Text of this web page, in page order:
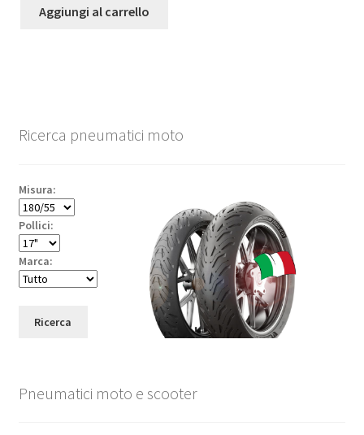
Aggiungi al carrello
Ricerca pneumatici moto
Misura:
Pollici:
Marca:
Ricerca
Pneumatici moto e scooter